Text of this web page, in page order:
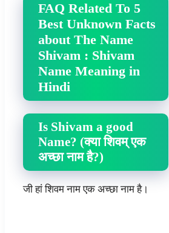
FAQ Related To 5
Best Unknown Facts
about The Name
Shivam : Shivam
Name Meaning in
Hindi
Is Shivam a good
Name? (क्या शिवम् एक
अच्छा नाम है?)
जी हां शिवम नाम एक अच्छा नाम है।